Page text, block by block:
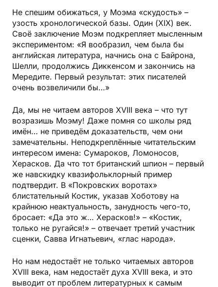
Не спешим обижаться, у Моэма «скудость» –
узость хронологической базы. Один (XIX) век.
Своё заключение Моэм подкрепляет мысленным
экспериментом: «Я вообразил, чем была бы
английская литература, начнись она с Байрона,
Шелли, продолжись Диккенсом и закончись на
Мередите. Первый результат: этих писателей
очень возвеличили бы…»
Да, мы не читаем авторов XVIII века – что тут
возразишь Моэму! Даже помня со школы ряд
имён… не приведём доказательств, чем они
замечательны. Неподкреплённые читательским
интересом имена: Сумароков, Ломоносов,
Херасков. Да что тот британский шпион – первый
же навскидку квазифольклорный пример
подтвердит. В «Покровских воротах»
блистательный Костик, указав Хоботову на
крайнюю неактуальность, занудность чего-то,
бросает: «Да это ж… Херасков!» – «Костик,
только не ругайся!» – отвечает третий участник
сценки, Савва Игнатьевич, «глас народа».
Но нам недостаёт не только читаемых авторов
XVIII века, нам недостаёт духа XVIII века, и это
выводит от проблем литературных к самым